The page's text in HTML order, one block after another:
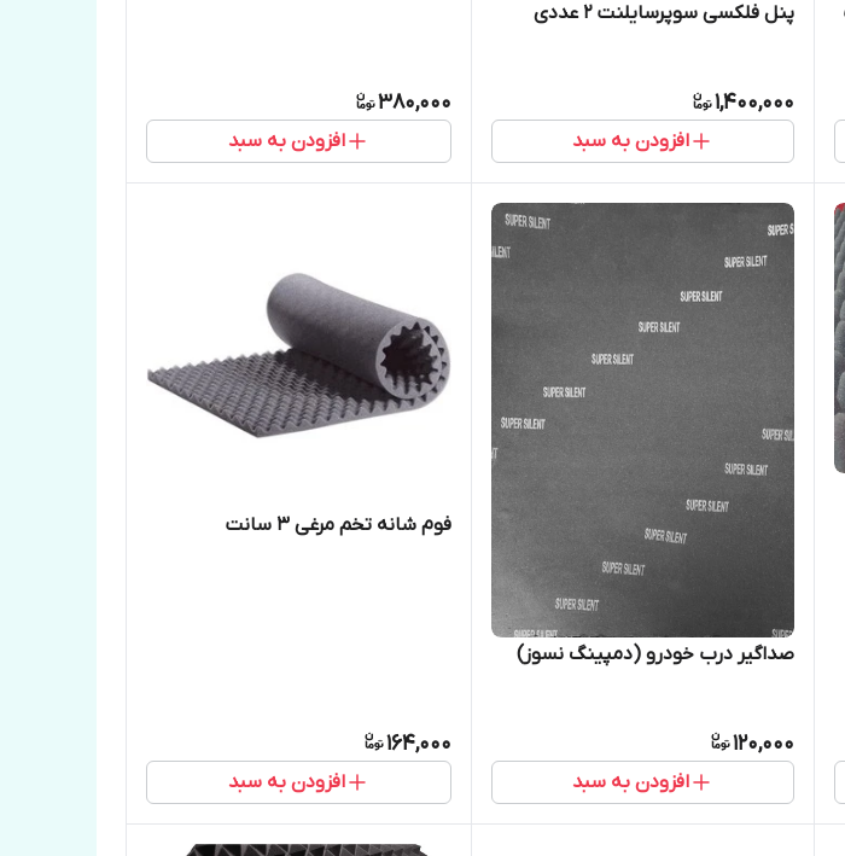
پنل فلکسی سوپرسایلنت ۲ عددی
1,400,000
افزودن به سبد
380,000
افزودن به سبد
صداگیر درب خودرو (دمپینگ نسوز)
120,000
افزودن به سبد
فوم شانه تخم مرغی ۳ سانت
164,000
افزودن به سبد